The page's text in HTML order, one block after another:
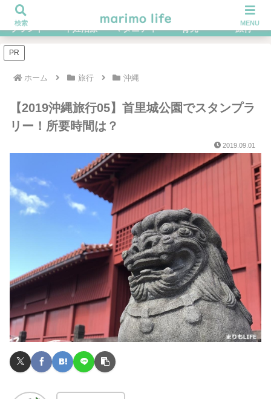
ブランド 不妊治療 マタニティ 育児 旅行
PR
ホーム 旅行 沖縄
【2019沖縄旅行05】首里城公園でスタンプラ
リー！所要時間は？
2019.09.01
検索 MENU